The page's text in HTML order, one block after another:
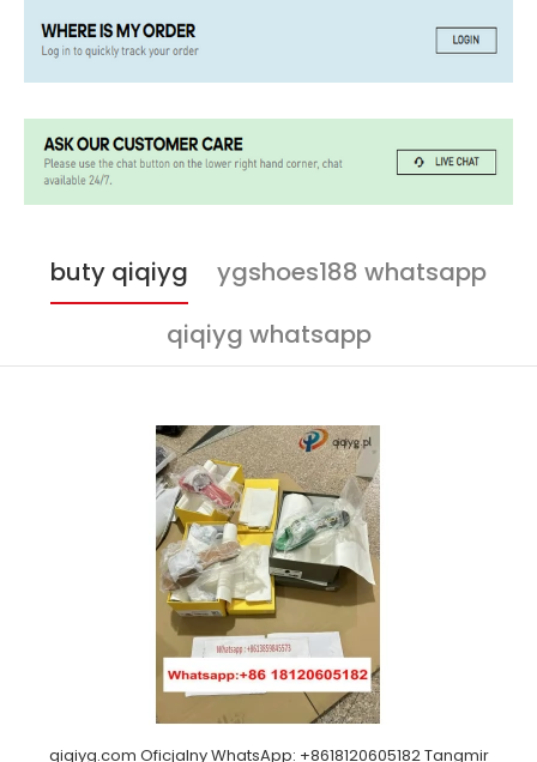
buty qiqiyg
ygshoes188 whatsapp
qiqiyg whatsapp
qiqiyg.com Oficjalny WhatsApp: +8618120605182 Tangmir